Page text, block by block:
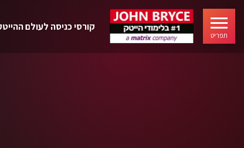
תפריט
קורסי כניסה לעולם